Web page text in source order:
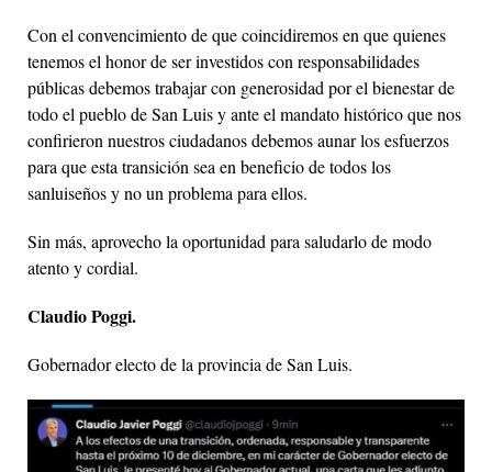
Con el convencimiento de que coincidiremos en que quienes
tenemos el honor de ser investidos con responsabilidades
públicas debemos trabajar con generosidad por el bienestar de
todo el pueblo de San Luis y ante el mandato histórico que nos
confirieron nuestros ciudadanos debemos aunar los esfuerzos
para que esta transición sea en beneficio de todos los
sanluiseños y no un problema para ellos.
Sin más, aprovecho la oportunidad para saludarlo de modo
atento y cordial.
Claudio Poggi.
Gobernador electo de la provincia de San Luis.